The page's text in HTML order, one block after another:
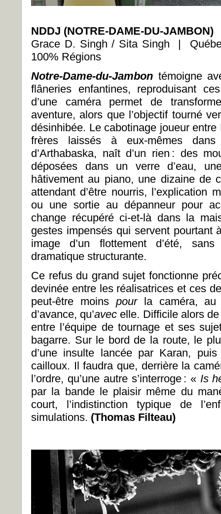
NDDJ (NOTRE-DAME-DU-JAMBON)
Grace D. Singh / Sita Singh |
100% Régions
Notre-Dame-du-Jambon témoigne
flâneries enfantines, reproduisant
d’une caméra permet de
aventure, alors que l’objectif tourné
désinhibée. Le cabotinage joueur
frères laissés à eux-mêmes
d’Arthabaska, naît d’un rien : des
déposées dans un verre d’eau,
hâtivement au piano, une dizaine de
attendant d’être nourris, l’explication
ou une sortie au dépanneur pour
change récupéré ci-et-là dans la
gestes impensés qui servent pourtant
image d’un flottement d’été,
dramatique structurante.
Ce refus du grand sujet fonctionne
devinée entre les réalisatrices et ces
peut-être moins pour la caméra, au
d’avance, qu’avec elle. Difficile alors
entre l’équipe de tournage et ses
bagarre. Sur le bord de la route, le
d’une insulte lancée par Karan,
cailloux. Il faudra que, derrière la
l’ordre, qu’une autre s’interroge : « Is
par la bande le plaisir même du
court, l’indistinction typique de
simulations. (Thomas Filteau)